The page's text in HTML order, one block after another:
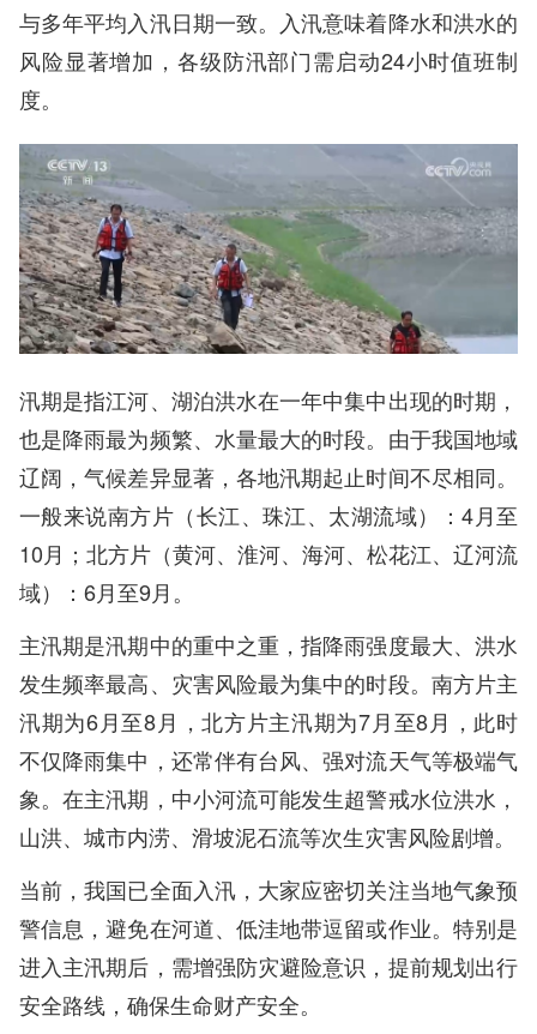
与多年平均入汛日期一致。入汛意味着降水和洪水的
风险显著增加，各级防汛部门需启动24小时值班制
度。
汛期是指江河、湖泊洪水在一年中集中出现的时期，
也是降雨最为频繁、水量最大的时段。由于我国地域
辽阔，气候差异显著，各地汛期起止时间不尽相同。
一般来说南方片（长江、珠江、太湖流域）：4月至
10月；北方片（黄河、淮河、海河、松花江、辽河流
域）：6月至9月。
主汛期是汛期中的重中之重，指降雨强度最大、洪水
发生频率最高、灾害风险最为集中的时段。南方片主
汛期为6月至8月，北方片主汛期为7月至8月，此时
不仅降雨集中，还常伴有台风、强对流天气等极端气
象。在主汛期，中小河流可能发生超警戒水位洪水，
山洪、城市内涝、滑坡泥石流等次生灾害风险剧增。
当前，我国已全面入汛，大家应密切关注当地气象预
警信息，避免在河道、低洼地带逗留或作业。特别是
进入主汛期后，需增强防灾避险意识，提前规划出行
安全路线，确保生命财产安全。